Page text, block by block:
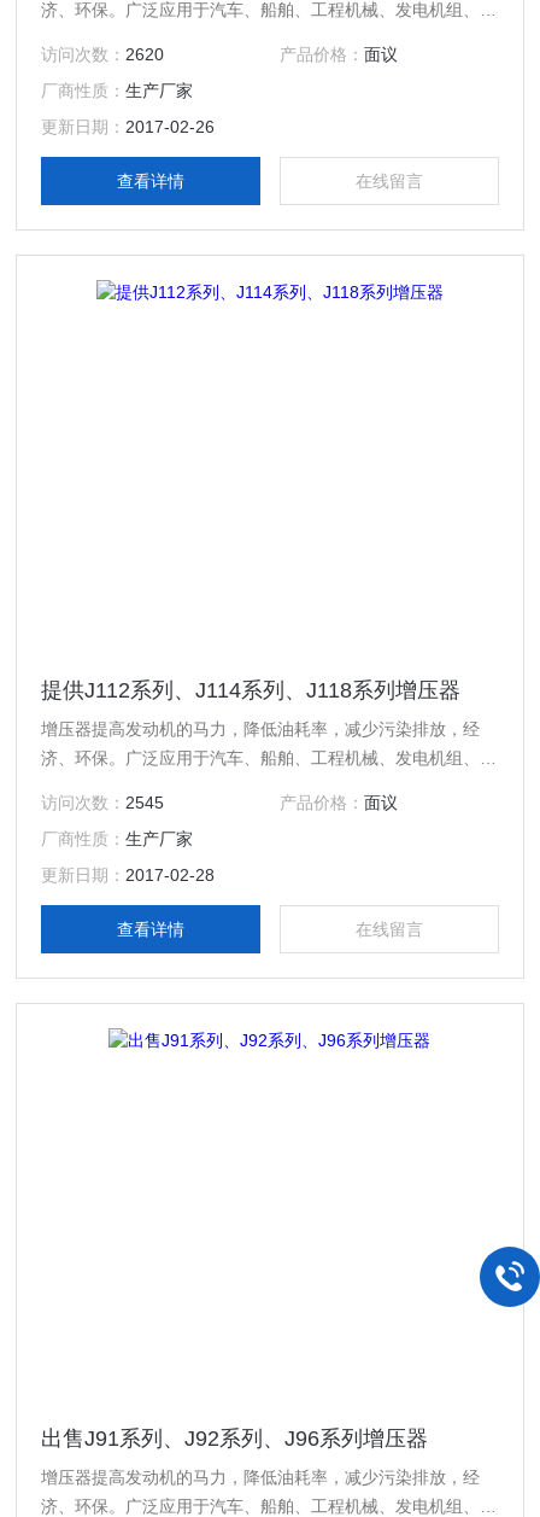
济、环保。广泛应用于汽车、船舶、工程机械、发电机组、农
访问次数： 2620 产品价格： 面议
厂商性质：生产厂家
更新日期： 2017-02-26
查看详情 在线留言
提供J112系列、J114系列、J118系列增压器
增压器提高发动机的马力，降低油耗率，减少污染排放，经
济、环保。广泛应用于汽车、船舶、工程机械、发电机组、农
访问次数： 2545 产品价格： 面议
厂商性质：生产厂家
更新日期： 2017-02-28
查看详情 在线留言
出售J91系列、J92系列、J96系列增压器
增压器提高发动机的马力，降低油耗率，减少污染排放，经
济、环保。广泛应用于汽车、船舶、工程机械、发电机组、农